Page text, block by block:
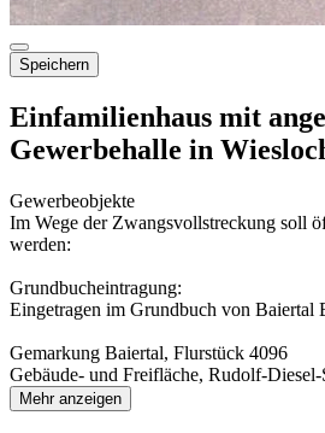
Speichern
Einfamilienhaus mit
Gewerbehalle in
Gewerbeobjekte
Im Wege der Zwangsvollstreckung soll
werden:
Grundbucheintragung:
Eingetragen im Grundbuch von Baiertal
Gemarkung Baiertal, Flurstück 4096
Gebäude- und Freifläche, Rudolf-
Mehr anzeigen